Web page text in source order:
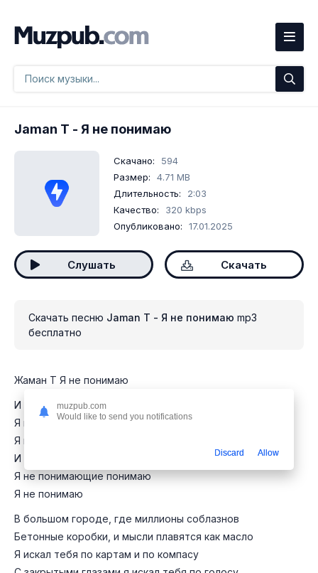
Jaman T - Я не понимаю
Скачано:
594
Размер:
4.71 MB
Длительность:
2:03
Качество:
320 kbps
Опубликовано:
17.01.2025
Слушать Скачать
Скачать песню Jaman T - Я не понимаю mp3
бесплатно
Жаман Т Я не понимаю
И как не влюбиться в тебя мне
Я не понимаю
Я не понимаю
И как не влюбиться в тебя мне
Я не понимающие понимаю
Я не понимаю
В большом городе, где миллионы соблазнов
Бетонные коробки, и мысли плавятся как масло
Я искал тебя по картам и по компасу
muzpub.com
Would like to send you notifications
Discard Allow